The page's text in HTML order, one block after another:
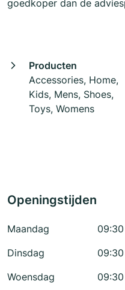
goedkoper dan de
Producten
Accessories, Home,
Kids, Mens, Shoes,
Toys, Womens
Openingstijden
Maandag
Dinsdag
Woensdag